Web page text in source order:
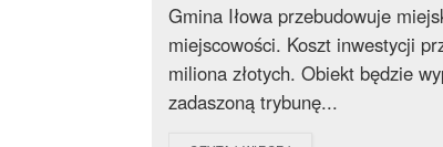
Gmina Iłowa przebudowuje
miejscowości. Koszt inwestycji
miliona złotych. Obiekt będzie
zadaszoną trybunę...